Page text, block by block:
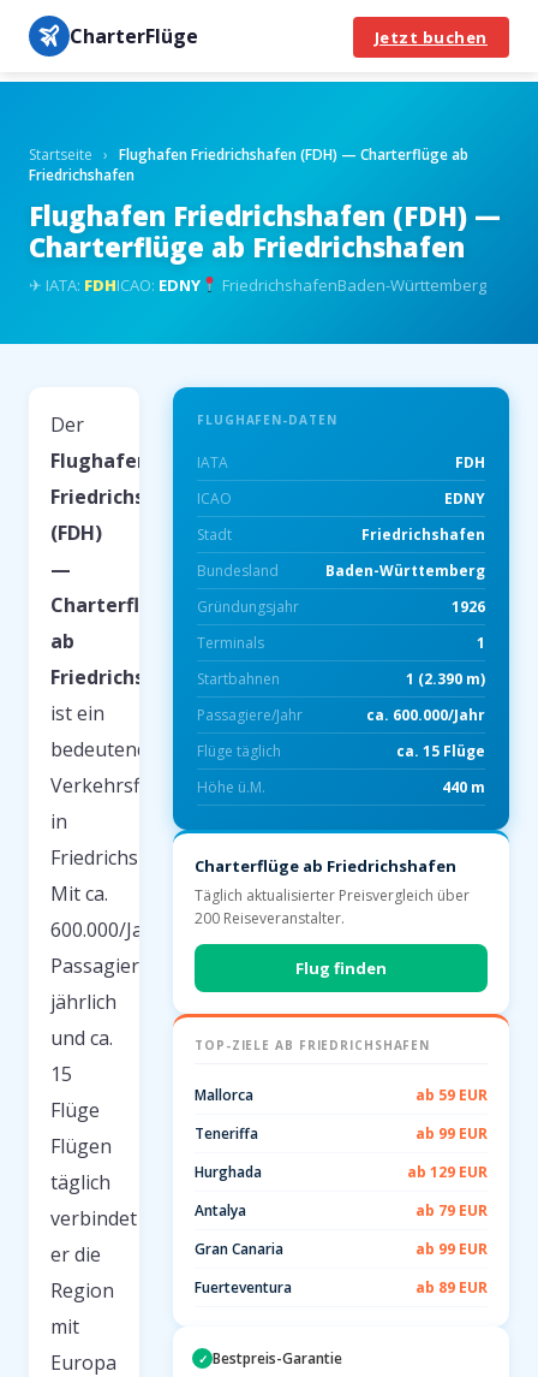
CharterFlüge Jetzt buchen
Startseite › Flughafen Friedrichshafen (FDH) — Charterflüge ab
Friedrichshafen
Flughafen Friedrichshafen (FDH) —
Charterflüge ab Friedrichshafen
✈ IATA: FDHICAO: EDNY FriedrichshafenBaden-Württemberg
Der
Flughafen
Friedrichshafen
(FDH)
—
Charterflüge
ab
Friedrichshafen
ist ein
bedeutender
Verkehrsflughafen
in
Friedrichshafen.
Mit ca.
600.000/Jahr
Passagieren
jährlich
und ca.
15
Flüge
Flügen
täglich
verbindet
er die
Region
mit
Europa
FLUGHAFEN-DATEN
IATA
FDH
ICAO
EDNY
Stadt
Friedrichshafen
Bundesland
Baden-Württemberg
Gründungsjahr
1926
Terminals
1
Start­bahnen
1 (2.390 m)
Passagiere/Jahr
ca. 600.000/Jahr
Flüge täglich
ca. 15 Flüge
Höhe ü.M.
440 m
Charterflüge ab Friedrichshafen
Täglich aktualisierter Preisvergleich über
200 Reiseveranstalter.
Flug finden
TOP-ZIELE AB FRIEDRICHSHAFEN
Mallorca
ab 59 EUR
Teneriffa
ab 99 EUR
Hurghada
ab 129 EUR
Antalya
ab 79 EUR
Gran Canaria
ab 99 EUR
Fuerteventura
ab 89 EUR
✓ Bestpreis-Garantie